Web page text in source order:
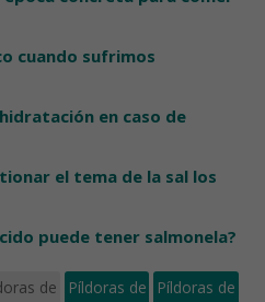
cuando sufrimos
en caso de
el tema de la sal los
puede tener salmonela?
de
Píldoras de
Píldoras de